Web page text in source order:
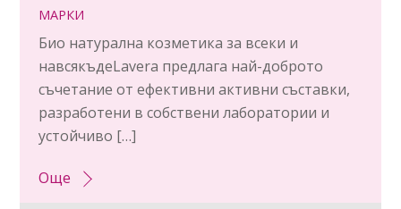
МАРКИ
Био натурална козметика за всеки и
навсякъдеLavera предлага най-доброто
съчетание от ефективни активни съставки,
разработени в собствени лаборатории и
устойчиво […]
Още